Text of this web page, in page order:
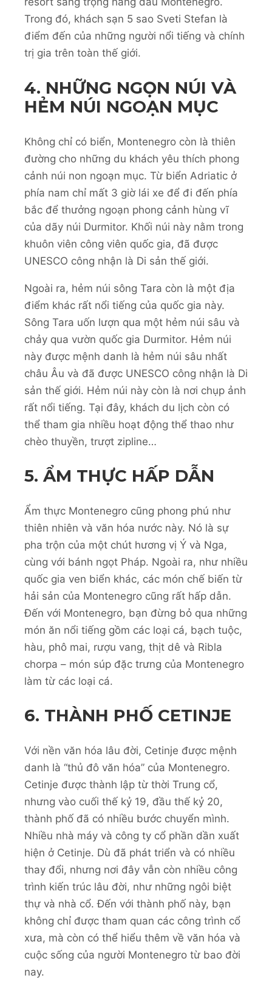
Trong đó, khách sạn 5 sao Sveti Stefan là
điểm đến của những người nổi tiếng và chính
trị gia trên toàn thế giới.
4. NHỮNG NGỌN NÚI VÀ
HẺM NÚI NGOẠN MỤC
Không chỉ có biển, Montenegro còn là thiên
đường cho những du khách yêu thích phong
cảnh núi non ngoạn mục. Từ biển Adriatic ở
phía nam chỉ mất 3 giờ lái xe để đi đến phía
bắc để thưởng ngoạn phong cảnh hùng vĩ
của dãy núi Durmitor. Khối núi này nằm trong
khuôn viên công viên quốc gia, đã được
UNESCO công nhận là Di sản thế giới.
Ngoài ra, hẻm núi sông Tara còn là một địa
điểm khác rất nổi tiếng của quốc gia này.
Sông Tara uốn lượn qua một hẻm núi sâu và
chảy qua vườn quốc gia Durmitor. Hẻm núi
này được mệnh danh là hẻm núi sâu nhất
châu Âu và đã được UNESCO công nhận là Di
sản thế giới. Hẻm núi này còn là nơi chụp ảnh
rất nổi tiếng. Tại đây, khách du lịch còn có
thể tham gia nhiều hoạt động thể thao như
chèo thuyền, trượt zipline…
5. ẨM THỰC HẤP DẪN
Ẩm thực Montenegro cũng phong phú như
thiên nhiên và văn hóa nước này. Nó là sự
pha trộn của một chút hương vị Ý và Nga,
cùng với bánh ngọt Pháp. Ngoài ra, như nhiều
quốc gia ven biển khác, các món chế biến từ
hải sản của Montenegro cũng rất hấp dẫn.
Đến với Montenegro, bạn đừng bỏ qua những
món ăn nổi tiếng gồm các loại cá, bạch tuộc,
hàu, phô mai, rượu vang, thịt dê và Ribla
chorpa – món súp đặc trưng của Montenegro
làm từ các loại cá.
6. THÀNH PHỐ CETINJE
Với nền văn hóa lâu đời, Cetinje được mệnh
danh là “thủ đô văn hóa” của Montenegro.
Cetinje được thành lập từ thời Trung cổ,
nhưng vào cuối thế kỷ 19, đầu thế kỷ 20,
thành phố đã có nhiều bước chuyển mình.
Nhiều nhà máy và công ty cổ phần dần xuất
hiện ở Cetinje. Dù đã phát triển và có nhiều
thay đổi, nhưng nơi đây vẫn còn nhiều công
trình kiến trúc lâu đời, như những ngôi biệt
thự và nhà cổ. Đến với thành phố này, bạn
không chỉ được tham quan các công trình cổ
xưa, mà còn có thể hiểu thêm về văn hóa và
cuộc sống của người Montenegro từ bao đời
nay.